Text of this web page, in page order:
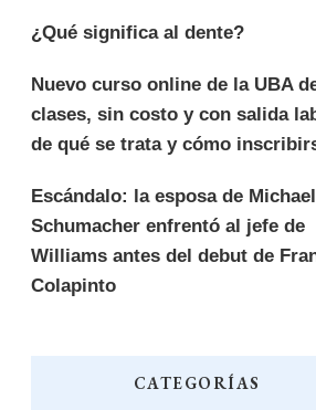
¿Qué significa al dente?
Nuevo curso online de la UBA
clases, sin costo y con salida
de qué se trata y cómo
Escándalo: la esposa de Michael
Schumacher enfrentó al jefe de
Williams antes del debut de
Colapinto
CATEGORÍAS